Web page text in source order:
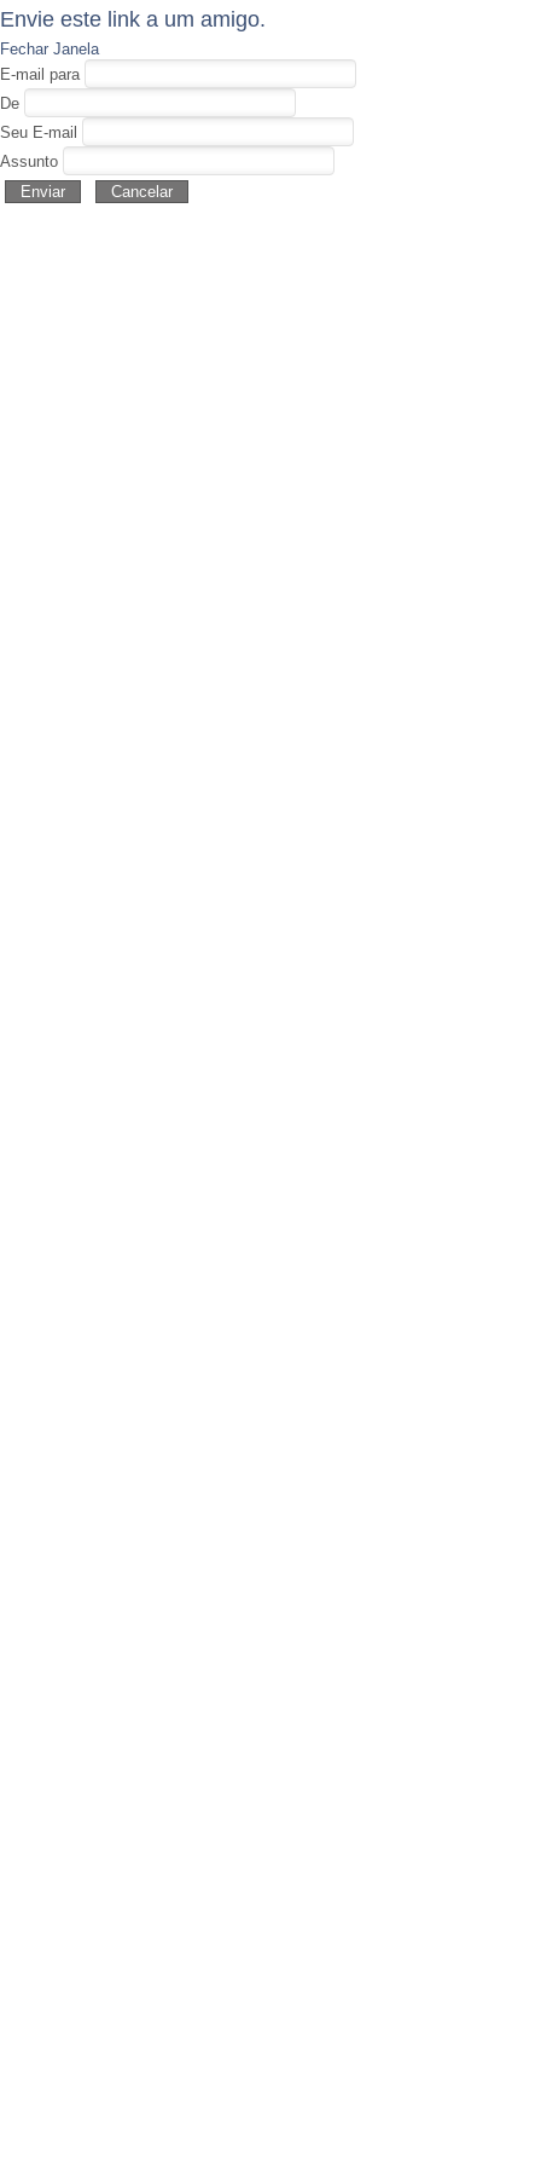
Envie este link a um amigo.
Fechar Janela
E-mail para
De
Seu E-mail
Assunto
Enviar
Cancelar